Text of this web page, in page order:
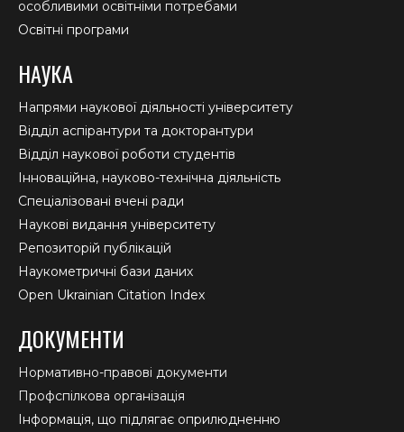
особливими освітніми потребами
Освітні програми
НАУКА
Напрями наукової діяльності університету
Відділ аспірантури та докторантури
Відділ наукової роботи студентів
Інноваційна, науково-технічна діяльність
Спеціалізовані вчені ради
Наукові видання університету
Репозиторій публікацій
Наукометричні бази даних
Open Ukrainian Citation Index
ДОКУМЕНТИ
Нормативно-правові документи
Профспілкова організація
Інформація, що підлягає оприлюдненню